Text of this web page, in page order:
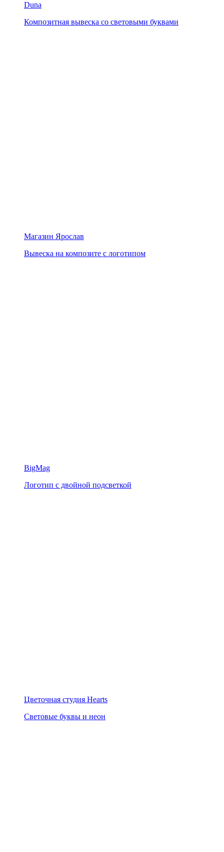
Duna
Композитная вывеска со световыми буквами
Магазин Ярослав
Вывеска на композите с логотипом
BigMag
Логотип с двойной подсветкой
Цветочная студия Hearts
Световые буквы и неон